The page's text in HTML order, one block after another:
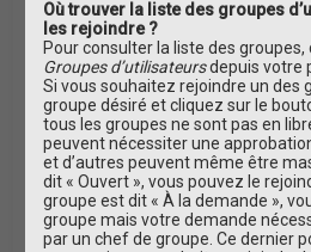
Où trouver la liste des groupes
les rejoindre ?
Pour consulter la liste des groupes,
Groupes d’utilisateursdepuis votre
Si vous souhaitez rejoindre un des
groupe désiré et cliquez sur le
tous les groupes ne sont pas en
peuvent nécessiter une
et d’autres peuvent même être
dit « Ouvert », vous pouvez le
groupe est dit « À la demande »,
groupe mais votre demande
par un chef de groupe. Ce dernier